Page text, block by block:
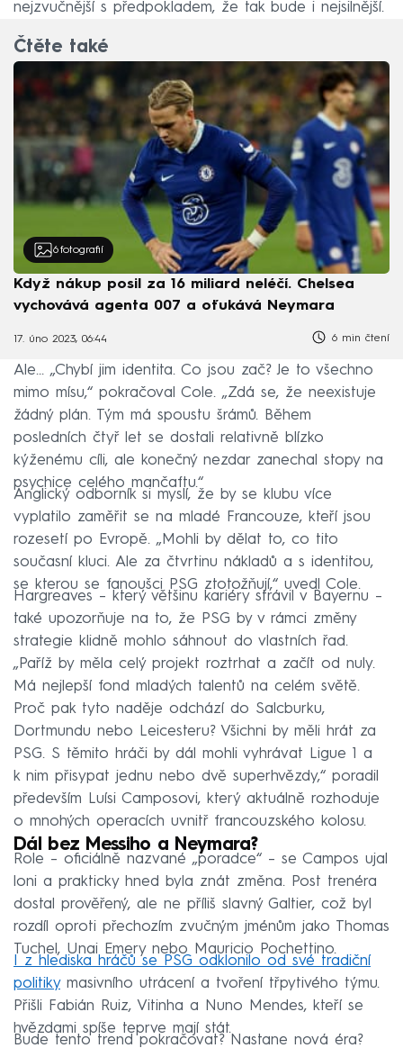
nejzvučnější s předpokladem, že tak bude i nejsilnější.
Čtěte také
6 fotografií
Když nákup posil za 16 miliard neléčí. Chelsea
vychovává agenta 007 a oťukává Neymara
17. úno 2023, 06:44 6 min čtení
Ale… „Chybí jim identita. Co jsou zač? Je to všechno
mimo mísu,“ pokračoval Cole. „Zdá se, že neexistuje
žádný plán. Tým má spoustu šrámů. Během
posledních čtyř let se dostali relativně blízko
kýženému cíli, ale konečný nezdar zanechal stopy na
psychice celého mančaftu.“
Anglický odborník si myslí, že by se klubu více
vyplatilo zaměřit se na mladé Francouze, kteří jsou
rozesetí po Evropě. „Mohli by dělat to, co tito
současní kluci. Ale za čtvrtinu nákladů a s identitou,
se kterou se fanoušci PSG ztotožňují,“ uvedl Cole.
Hargreaves – který většinu kariéry strávil v Bayernu –
také upozorňuje na to, že PSG by v rámci změny
strategie klidně mohlo sáhnout do vlastních řad.
„Paříž by měla celý projekt roztrhat a začít od nuly.
Má nejlepší fond mladých talentů na celém světě.
Proč pak tyto naděje odchází do Salcburku,
Dortmundu nebo Leicesteru? Všichni by měli hrát za
PSG. S těmito hráči by dál mohli vyhrávat Ligue 1 a
k nim přisypat jednu nebo dvě superhvězdy,“ poradil
především Luísi Camposovi, který aktuálně rozhoduje
o mnohých operacích uvnitř francouzského kolosu.
Dál bez Messiho a Neymara?
Role – oficiálně nazvané „poradce“ – se Campos ujal
loni a prakticky hned byla znát změna. Post trenéra
dostal prověřený, ale ne příliš slavný Galtier, což byl
rozdíl oproti přechozím zvučným jménům jako Thomas
Tuchel, Unai Emery nebo Mauricio Pochettino.
I z hlediska hráčů se PSG odklonilo od své tradiční
politikymasivního utrácení a tvoření třpytivého týmu.
Přišli Fabián Ruiz, Vitinha a Nuno Mendes, kteří se
hvězdami spíše teprve mají stát.
Bude tento trend pokračovat? Nastane nová éra?